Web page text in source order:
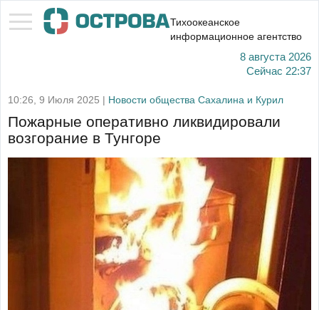
Тихоокеанское
информационное агентство
8 августа 2026
Сейчас 22:37
10:26, 9 Июля 2025 | Новости общества Сахалина и Курил
Пожарные оперативно ликвидировали
возгорание в Тунгоре